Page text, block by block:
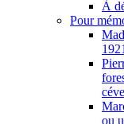
À
Pour
ou